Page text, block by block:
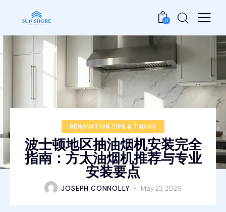
0
RENOVATION TIPS & TRICKS
波士顿地区抽油烟机安装完全
指南：方太油烟机推荐与专业
安装要点
JOSEPH CONNOLLY May 23, 2026